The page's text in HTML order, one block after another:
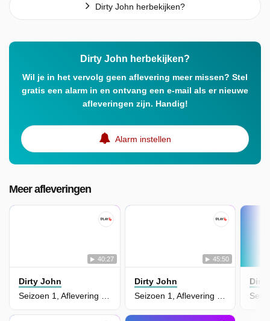
Dirty John herbekijken?
Dirty John herbekijken?
Wil je in het vervolg geen aflevering meer missen? Stel
gratis een alarm in en ontvang een e-mail als er nieuwe
afleveringen zijn. Handig!
Alarm instellen
Meer afleveringen
40:27
Dirty John
Seizoen 1, Aflevering 6 - One shoe
45:50
Dirty John
Seizoen 1, Aflevering 5 - Lord high executioner